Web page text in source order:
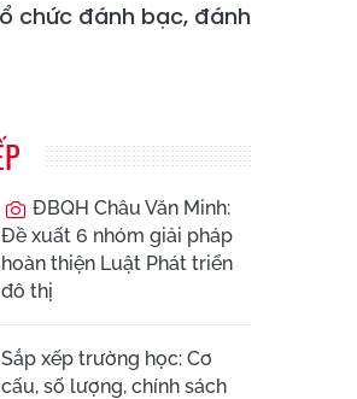
chức đánh bạc, đánh
ĐBQH Châu Văn Minh:
Đề xuất 6 nhóm giải pháp
hoàn thiện Luật Phát triển
đô thị
Sắp xếp trường học: Cơ
cấu, số lượng, chính sách